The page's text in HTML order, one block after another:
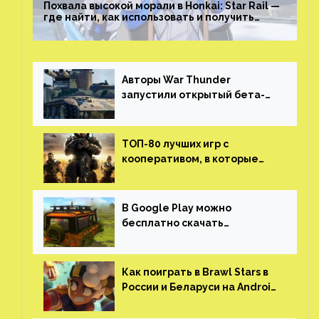
Похвала высокой морали в Honkai: Star Rail —
где найти, как использовать и получить
скрытые достижения
Авторы War Thunder
запустили открытый бета-
трейлер и скриншоты
ТОП-80 лучших игр с
кооперативом, в которые
(никаких MMO)
В Google Play можно
бесплатно скачать
открытым миром, прокачкой,
гонками и тюнингом машины
Как поиграть в Brawl Stars в
России и Беларуси на Android